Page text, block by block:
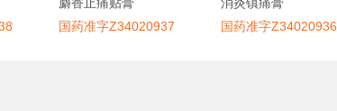
国药准字Z34020937
国药准字Z34020936